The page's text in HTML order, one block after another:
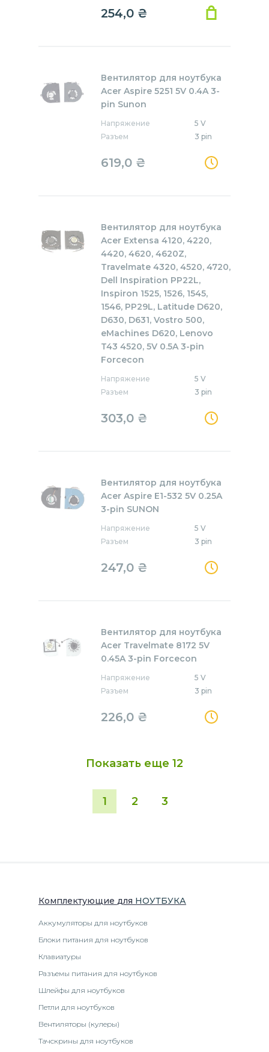
254,0 ₴
Вентилятор для ноутбука
Acer Aspire 5251 5V 0.4A 3-
pin Sunon
Напряжение
5 V
Разъем
3 pin
619,0 ₴
Вентилятор для ноутбука
Acer Extensa 4120, 4220,
4420, 4620, 4620Z,
Travelmate 4320, 4520, 4720,
Dell Inspiration PP22L,
Inspiron 1525, 1526, 1545,
1546, PP29L, Latitude D620,
D630, D631, Vostro 500,
eMachines D620, Lenovo
T43 4520, 5V 0.5A 3-pin
Forcecon
Напряжение
5 V
Разъем
3 pin
303,0 ₴
Вентилятор для ноутбука
Acer Aspire E1-532 5V 0.25A
3-pin SUNON
Напряжение
5 V
Разъем
3 pin
247,0 ₴
Вентилятор для ноутбука
Acer Travelmate 8172 5V
0.45A 3-pin Forcecon
Напряжение
5 V
Разъем
3 pin
226,0 ₴
Показать еще 12
1 2 3
Комплектующие для НОУТБУКА
Аккумуляторы для ноутбуков
Блоки питания для ноутбуков
Клавиатуры
Разъемы питания для ноутбуков
Шлейфы для ноутбуков
Петли для ноутбуков
Вентиляторы (кулеры)
Тачскрины для ноутбуков